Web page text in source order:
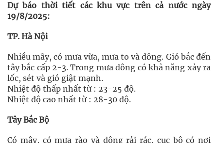
Dự báo thời tiết các khu vực trên cả nước ngày
19/8/2025:
TP. Hà Nội
Nhiều mây, có mưa vừa, mưa to và dông. Gió bắc đến
tây bắc cấp 2-3. Trong mưa dông có khả năng xảy ra
lốc, sét và gió giật mạnh.
Nhiệt độ thấp nhất từ : 23-25 độ.
Nhiệt độ cao nhất từ : 28-30 độ.
Tây Bắc Bộ
Có mây, có mưa rào và dông rải rác, cục bộ có nơi